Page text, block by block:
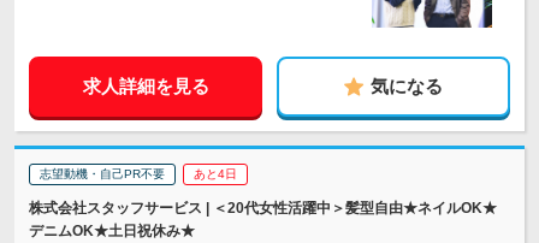
求人詳細を見る 気になる
志望動機・自己PR不要 あと4日
株式会社スタッフサービス | ＜20代女性活躍中＞髪型自由★ネイルOK★
デニムOK★土日祝休み★